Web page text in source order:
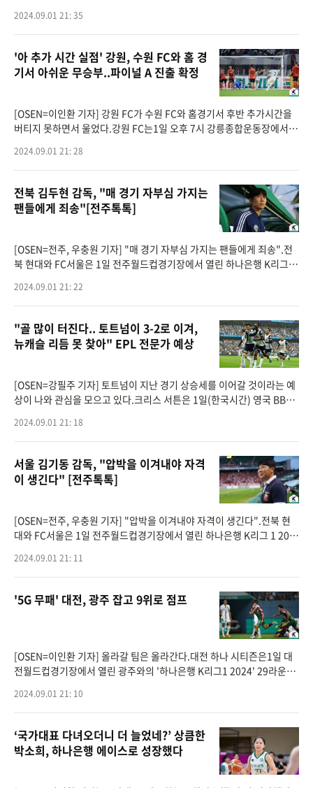
라이부르크를 상
2024.09.01 21: 35
'아 추가 시간 실점' 강원, 수원 FC와 홈 경
기서 아쉬운 무승부..파이널 A 진출 확정
[OSEN=이인환 기자] 강원 FC가 수원 FC와 홈경기서 후반 추가시간을
버티지 못하면서 울었다.강원 FC는1일 오후 7시 강릉종합운동장에서
부를 기록했다. 승점 1을 추가
2024.09.01 21: 28
전북 김두현 감독, "매 경기 자부심 가지는
팬들에게 죄송"[전주톡톡]
[OSEN=전주, 우충원 기자] "매 경기 자부심 가지는 팬들에게 죄송".전
북 현대와 FC서울은 1일 전주월드컵경기장에서 열린 하나은행 K리그 1
7승 8무 13패 승
2024.09.01 21: 22
"골 많이 터진다.. 토트넘이 3-2로 이겨,
뉴캐슬 리듬 못 찾아" EPL 전문가 예상
[OSEN=강필주 기자] 토트넘이 지난 경기 상승세를 이어갈 것이라는 예
상이 나와 관심을 모으고 있다.크리스 서튼은 1일(한국시간) 영국 BBC
파크에서 열리는 20
2024.09.01 21: 18
서울 김기동 감독, "압박을 이겨내야 자격
이 생긴다" [전주톡톡]
[OSEN=전주, 우충원 기자] "압박을 이겨내야 자격이 생긴다".전북 현
대와 FC서울은 1일 전주월드컵경기장에서 열린 하나은행 K리그 1 202
8무 13패 승점 30
2024.09.01 21: 11
'5G 무패' 대전, 광주 잡고 9위로 점프
[OSEN=이인환 기자] 올라갈 팀은 올라간다.대전 하나 시티즌은1일 대
전월드컵경기장에서 열린 광주와의 '하나은행 K리그1 2024' 29라운드
경기 무패 행진(3승 2
2024.09.01 21: 10
‘국가대표 다녀오더니 더 늘었네?’ 상큼한
박소희, 하나은행 에이스로 성장했다